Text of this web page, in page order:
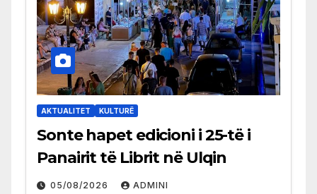
AKTUALITET KULTURË
Sonte hapet edicioni i 25-të i
Panairit të Librit në Ulqin
05/08/2026 ADMINI